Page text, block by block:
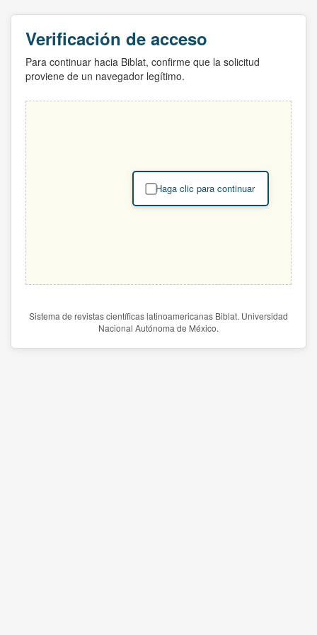
Verificación de acceso
Para continuar hacia Biblat, confirme que la solicitud
proviene de un navegador legítimo.
Haga clic para continuar
Sistema de revistas científicas latinoamericanas Biblat. Universidad
Nacional Autónoma de México.